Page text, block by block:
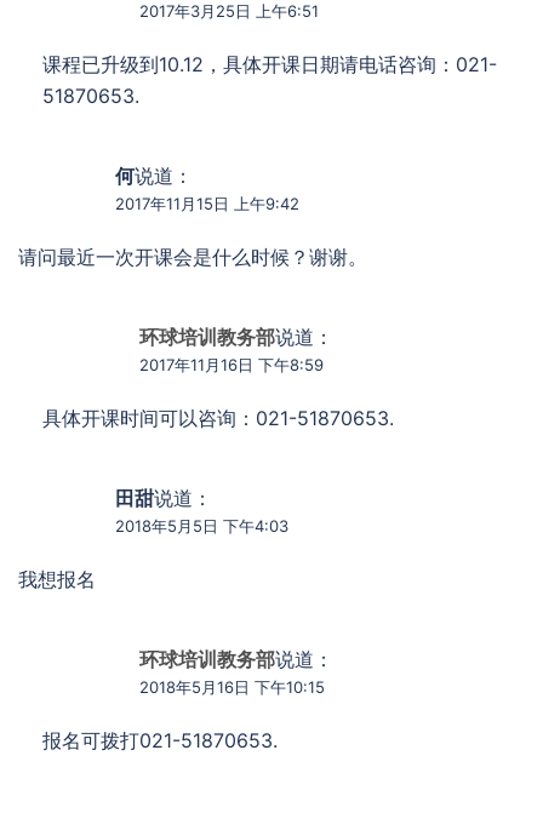
2017年3月25日 上午6:51
课程已升级到10.12，具体开课日期请电话咨询：021-
51870653.
何说道：
2017年11月15日 上午9:42
请问最近一次开课会是什么时候？谢谢。
环球培训教务部说道：
2017年11月16日 下午8:59
具体开课时间可以咨询：021-51870653.
田甜说道：
2018年5月5日 下午4:03
我想报名
环球培训教务部说道：
2018年5月16日 下午10:15
报名可拨打021-51870653.